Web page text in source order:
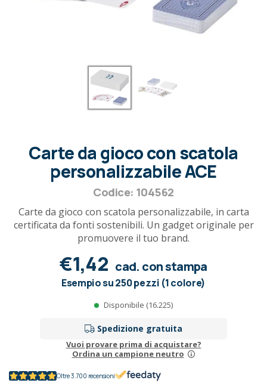
Carte da gioco con scatola
personalizzabile ACE
Codice: 104562
Carte da gioco con scatola personalizzabile, in carta
certificata da fonti sostenibili. Un gadget originale per
promuovere il tuo brand.
€1,42 cad. con stampa
Esempio su 250 pezzi (1 colore)
Disponibile (16.225)
Spedizione gratuita
Vuoi provare prima di acquistare?
Ordina un campione neutro
Oltre 3.700 recensioni